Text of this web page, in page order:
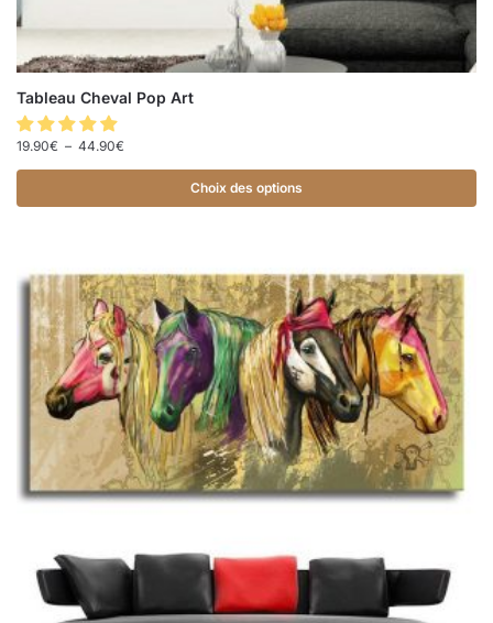
Tableau Cheval Pop Art
19.90€ – 44.90€
Choix des options